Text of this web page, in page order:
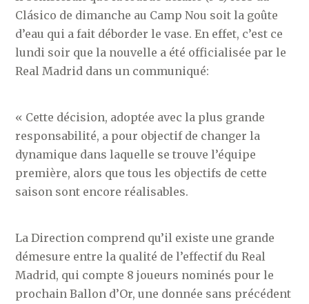
Clásico de dimanche au Camp Nou soit la goûte
d’eau qui a fait déborder le vase. En effet, c’est ce
lundi soir que la nouvelle a été officialisée par le
Real Madrid dans un communiqué:
« Cette décision, adoptée avec la plus grande
responsabilité, a pour objectif de changer la
dynamique dans laquelle se trouve l’équipe
première, alors que tous les objectifs de cette
saison sont encore réalisables.
La Direction comprend qu’il existe une grande
démesure entre la qualité de l’effectif du Real
Madrid, qui compte 8 joueurs nominés pour le
prochain Ballon d’Or, une donnée sans précédent